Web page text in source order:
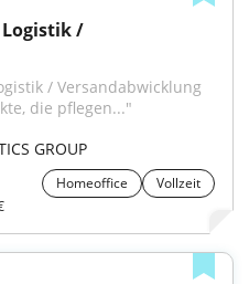
/
/ Versandabwicklung
die pflegen..."
GROUP
Homeoffice
Vollzeit